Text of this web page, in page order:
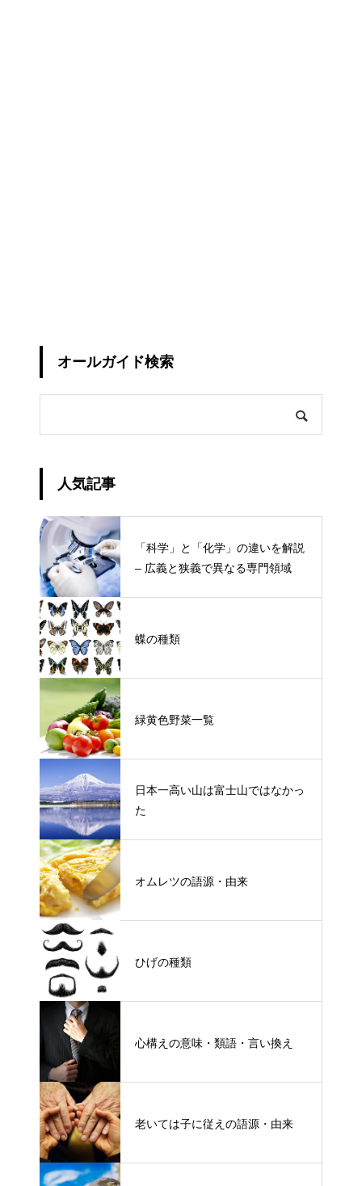
オールガイド検索
人気記事
「科学」と「化学」の違いを解説
– 広義と狭義で異なる専門領域
蝶の種類
緑黄色野菜一覧
日本一高い山は富士山ではなかっ
た
オムレツの語源・由来
ひげの種類
心構えの意味・類語・言い換え
老いては子に従えの語源・由来